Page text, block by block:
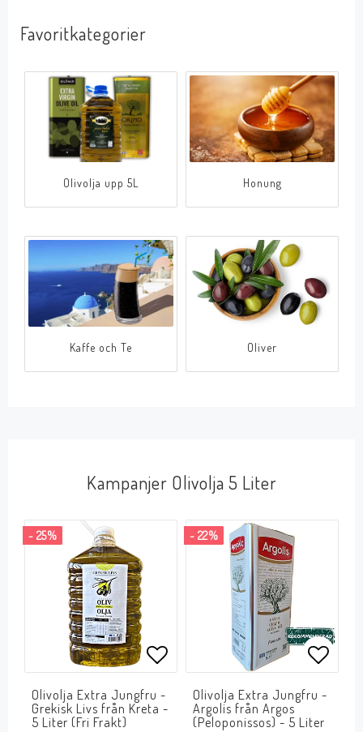
Favoritkategorier
Olivolja upp 5L Honung
Kaffe och Te Oliver
Kampanjer Olivolja 5 Liter
- 25%
Lägg till i favoritlistan
Olivolja Extra Jungfru -
Grekisk Livs från Kreta -
5 Liter (Fri Frakt)
- 22%
Lägg
Olivolja Extra Jungfru -
Argolis från Argos
(Peloponissos) - 5 Liter